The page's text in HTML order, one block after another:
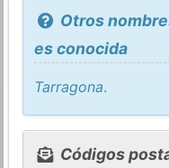
Otros
es conocida
Tarragona.
Códigos